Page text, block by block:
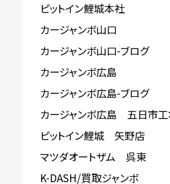
ピットイン鯉城本社
カージャンボ山口
カージャンボ山口-ブログ
カージャンボ広島
カージャンボ広島-ブログ
カージャンボ広島 五日市
ピットイン鯉城 矢野店
マツダオートザム 呉東
K-DASH/買取ジャンボ